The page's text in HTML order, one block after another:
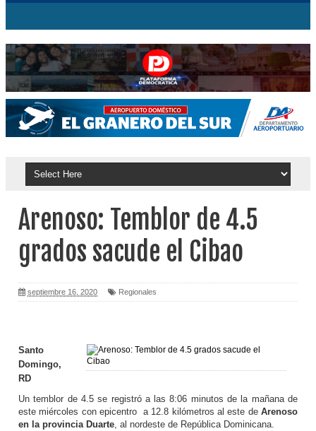
Arenoso: Temblor de 4.5
grados sacude el Cibao
septiembre 16, 2020 Regionales
Santo
Domingo,
RD
Un temblor de 4.5 se registró a las 8:06 minutos de la mañana de
este miércoles con epicentro a 12.8 kilómetros al este de Arenoso
en la provincia Duarte, al nordeste de República Dominicana.